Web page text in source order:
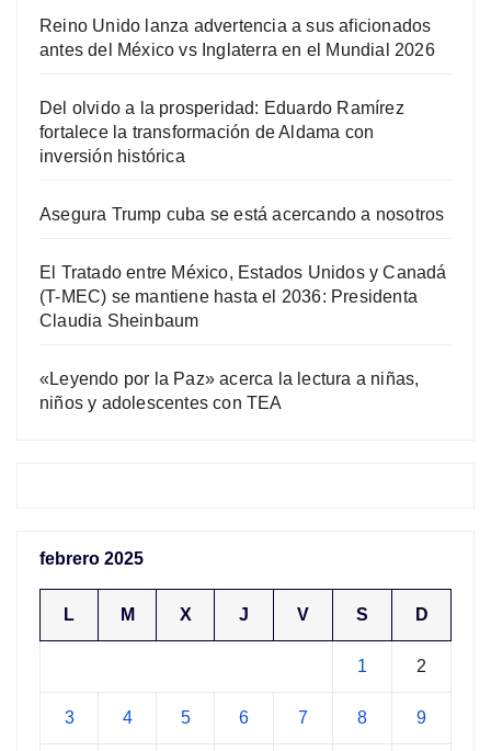
Reino Unido lanza advertencia a sus aficionados
antes del México vs Inglaterra en el Mundial 2026
Del olvido a la prosperidad: Eduardo Ramírez
fortalece la transformación de Aldama con
inversión histórica
Asegura Trump cuba se está acercando a nosotros
El Tratado entre México, Estados Unidos y Canadá
(T-MEC) se mantiene hasta el 2036: Presidenta
Claudia Sheinbaum
«Leyendo por la Paz» acerca la lectura a niñas,
niños y adolescentes con TEA
febrero 2025
L M X J V S D
1 2
3 4 5 6 7 8 9